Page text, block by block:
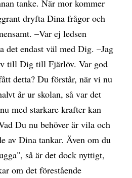
tanke. När mor kommer
dryfta Dina frågor och
–Var ej ledsen
det endast väl med Dig. –Jag
till Dig till Fjärlöv. Var god
detta? Du förstår, när vi nu
år ur skolan, så var det
med starkare krafter kan
Du nu behöver är vila och
av Dina tankar. Även om du
så är det dock nyttigt,
om det förestående